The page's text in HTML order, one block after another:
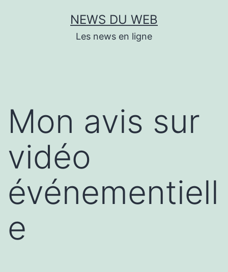
NEWS DU WEB
Les news en ligne
Mon avis sur
vidéo
événementiell
e